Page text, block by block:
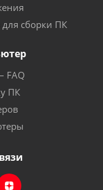
сборки ПК
FAQ
ПК